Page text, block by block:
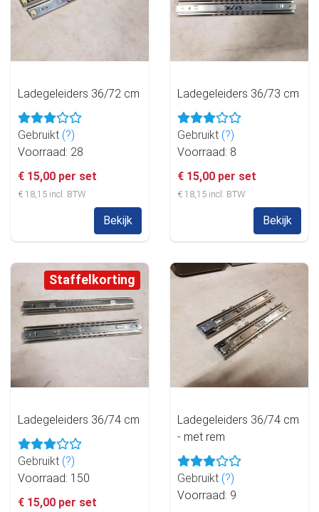
Ladegeleiders 36/72 cm
Gebruikt (?)
Voorraad: 28
€ 15,00 per set
€ 18,15 incl. BTW
Bekijk
Ladegeleiders 36/73 cm
Gebruikt (?)
Voorraad: 8
€ 15,00 per set
€ 18,15 incl. BTW
Bekijk
Staffelkorting
Ladegeleiders 36/74 cm
Gebruikt (?)
Voorraad: 150
€ 15,00 per set
Ladegeleiders 36/74 cm
- met rem
Gebruikt (?)
Voorraad: 9